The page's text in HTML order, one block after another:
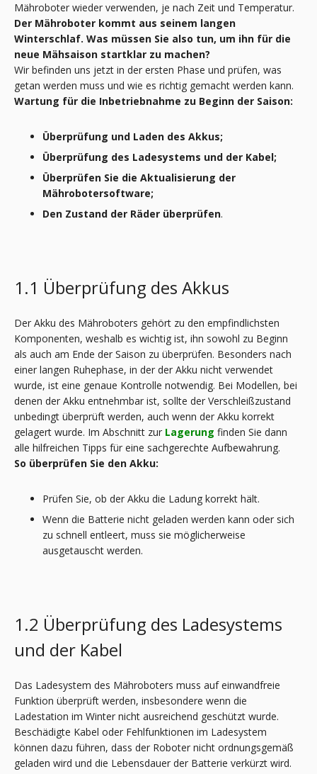
Mähroboter wieder verwenden, je nach Zeit und Temperatur.
Der Mähroboter kommt aus seinem langen
Winterschlaf. Was müssen Sie also tun, um ihn für die
neue Mähsaison startklar zu machen?
Wir befinden uns jetzt in der ersten Phase und prüfen, was
getan werden muss und wie es richtig gemacht werden kann.
Wartung für die Inbetriebnahme zu Beginn der Saison:
Überprüfung und Laden des Akkus;
Überprüfung des Ladesystems und der Kabel;
Überprüfen Sie die Aktualisierung der
Mährobotersoftware;
Den Zustand der Räder überprüfen.
1.1 Überprüfung des Akkus
Der Akku des Mähroboters gehört zu den empfindlichsten
Komponenten, weshalb es wichtig ist, ihn sowohl zu Beginn
als auch am Ende der Saison zu überprüfen. Besonders nach
einer langen Ruhephase, in der der Akku nicht verwendet
wurde, ist eine genaue Kontrolle notwendig. Bei Modellen, bei
denen der Akku entnehmbar ist, sollte der Verschleißzustand
unbedingt überprüft werden, auch wenn der Akku korrekt
gelagert wurde. Im Abschnitt zur Lagerung finden Sie dann
alle hilfreichen Tipps für eine sachgerechte Aufbewahrung.
So überprüfen Sie den Akku:
Prüfen Sie, ob der Akku die Ladung korrekt hält.
Wenn die Batterie nicht geladen werden kann oder sich
zu schnell entleert, muss sie möglicherweise
ausgetauscht werden.
1.2 Überprüfung des Ladesystems
und der Kabel
Das Ladesystem des Mähroboters muss auf einwandfreie
Funktion überprüft werden, insbesondere wenn die
Ladestation im Winter nicht ausreichend geschützt wurde.
Beschädigte Kabel oder Fehlfunktionen im Ladesystem
können dazu führen, dass der Roboter nicht ordnungsgemäß
geladen wird und die Lebensdauer der Batterie verkürzt wird.